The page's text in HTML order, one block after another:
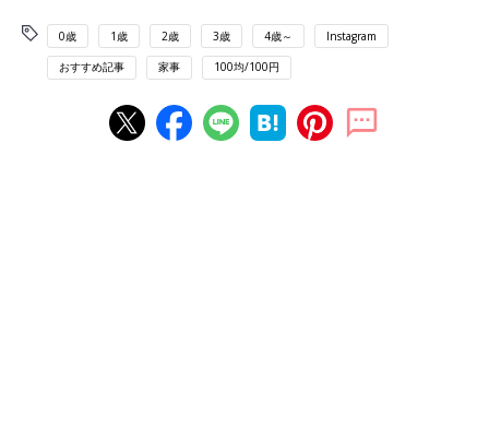
0歳 1歳 2歳 3歳 4歳～ Instagram
おすすめ記事 家事 100均/100円